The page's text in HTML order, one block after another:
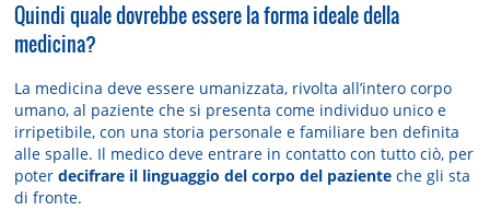
Quindi quale dovrebbe essere la forma ideale della
medicina?
La medicina deve essere umanizzata, rivolta all’intero corpo
umano, al paziente che si presenta come individuo unico e
irripetibile, con una storia personale e familiare ben definita
alle spalle. Il medico deve entrare in contatto con tutto ciò, per
poter decifrare il linguaggio del corpo del paziente che gli sta
di fronte.